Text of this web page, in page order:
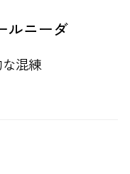
ルニーダ
混練